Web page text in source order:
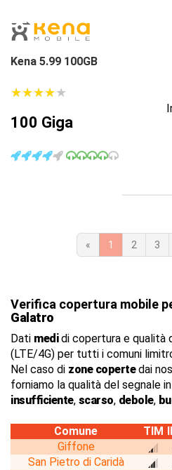
Kena 5.99 100GB
★★★★★
★★★★★
100 Giga
« 1 2 3
Verifica copertura mobile
Galatro
Dati medidi copertura e qualità
(LTE/4G) per tutti i comuni
Nel caso di zone copertedai
forniamo la qualità del segnale
insufficiente, scarso, debole,
Comune TIM
Giffone
San Pietro di Caridà